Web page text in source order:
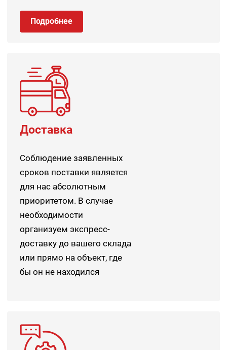
Подробнее
Доставка
Соблюдение заявленных
сроков поставки является
для нас абсолютным
приоритетом. В случае
необходимости
организуем экспресс-
доставку до вашего склада
или прямо на объект, где
бы он не находился